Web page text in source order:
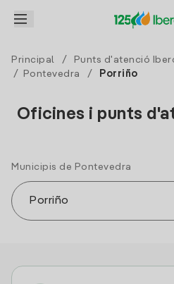
Principal /
Punts d'atenció
/
Pontevedra / Porriño
Oficines i punts
Municipis de Pontevedra